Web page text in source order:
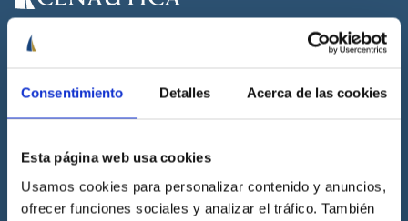
Consentimiento Detalles Acerca de las cookies
Esta página web usa cookies
Usamos cookies para personalizar contenido y anuncios,
ofrecer funciones sociales y analizar el tráfico. También
Cenáutica es la escuela náutica lider en España. Está homologada
Association.
Cenáutica